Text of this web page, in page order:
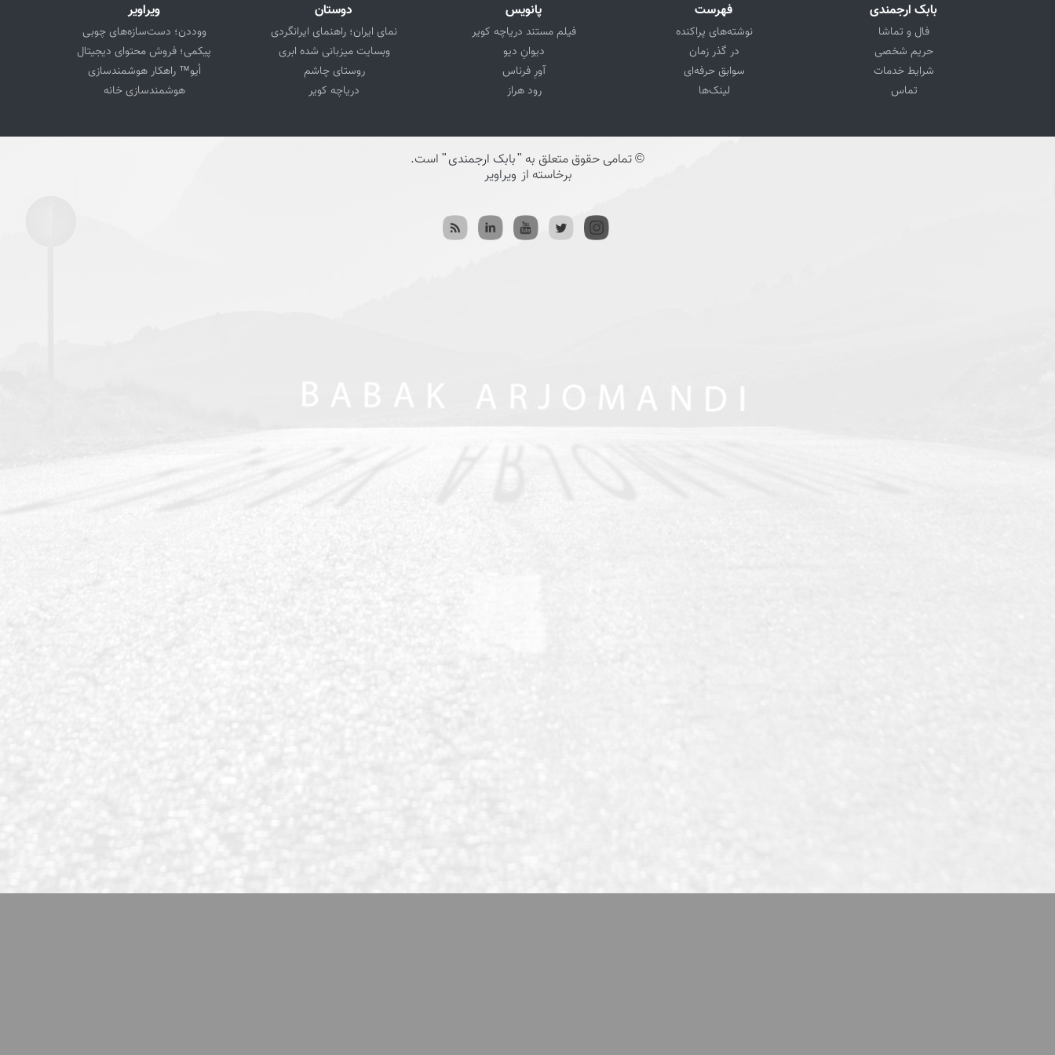
بابک ارجمندی
فال و تماشا
حریم شخصی
شرایط خدمات
تماس
فهرست
نوشته‌های پراکنده
در گذر زمان
سوابق حرفه‌ای
لینک‌ها
پانویس
فیلم مستند دریاچه کویر
دیوانِ دیو
آورِ فرناس
رود هراز
دوستان
نمای ایران؛ راهنمای ایرانگردی
وبسایت میزبانی شده ابری
روستای چاشم
دریاچه کویر
ویراویر
ووددن؛ دست‌سازه‌های چوبی
پیکمی؛ فروش محتوای دیجیتال
اُیو™ راهکار هوشمندسازی
هوشمندسازی خانه
© تمامی حقوق متعلق به "بابک ارجمندی" است.
برخاسته از ویراویر